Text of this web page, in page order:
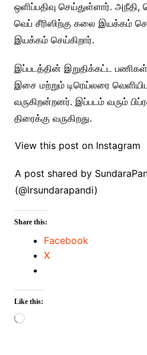
ஒளிப்பதிவு செய்துள்ளார்.
வெப் சீரிஸிற்கு கலை இயக்கம்
இயக்கம் செய்கிறார்.
இப்படத்தின் இறுதிக்கட்ட
இசை மற்றும் டிரெய்லரை வெளியிட
வருகிறன்றனர். இப்படம் வரும்
திரைக்கு வருகிறது.
View this post on Instagram
A post shared by
(@lrsundarapandi)
Share this:
Facebook
X
Like this:
Loading…